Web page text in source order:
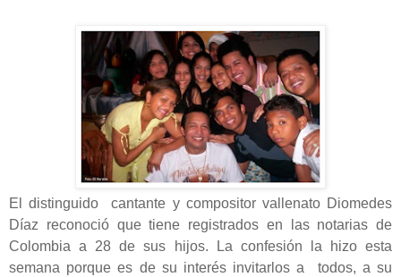
El distinguido cantante y compositor vallenato Diomedes
Díaz reconoció que tiene registrados en las notarias de
Colombia a 28 de sus hijos. La confesión la hizo esta
semana porque es de su interés invitarlos a todos, a su